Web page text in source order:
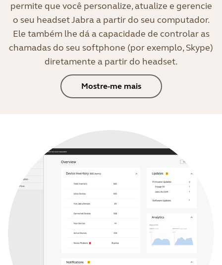
permite que você personalize, atualize e gerencie
o seu headset Jabra a partir do seu computador.
Ele também lhe dá a capacidade de controlar as
chamadas do seu softphone (por exemplo, Skype)
diretamente a partir do headset.
Mostre-me mais